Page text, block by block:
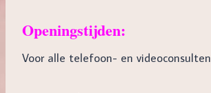
Openingstijden:
Voor alle telefoon- en videoconsulten